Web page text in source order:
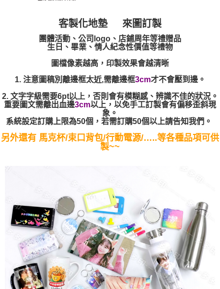
客製化地墊 來圖訂製
團體活動、公司 logo 、店鋪周年等禮贈品
生日、畢業、情人紀念性價值等禮物
圖檔像素越高，印製效果會越清晰
1. 注意圖稿別離邊框太近,需離邊框3cm才不會壓到邊。
2. 文字字級需要6pt以上 ，否則會有模糊感、辨識不佳的狀況。
重要圖文需離出血邊3cm以上，以免手工訂製會有偏移歪斜現
象。
系統設定訂購上限為50個，若需訂購50個以上請告知我們。
另外還有 馬克杯/束口背包/行動電源/…..等各種品項可供
製~~